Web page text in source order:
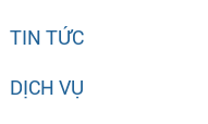
TIN TỨC
DỊCH VỤ